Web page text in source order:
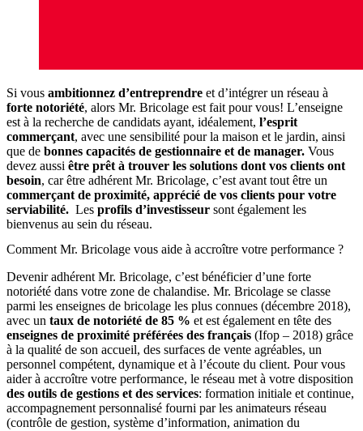
Si vous ambitionnez d’entreprendre et d’intégrer un réseau à
forte notoriété, alors Mr. Bricolage est fait pour vous! L’enseigne
est à la recherche de candidats ayant, idéalement, l’esprit
commerçant, avec une sensibilité pour la maison et le jardin, ainsi
que de bonnes capacités de gestionnaire et de manager. Vous
devez aussi être prêt à trouver les solutions dont vos clients ont
besoin, car être adhérent Mr. Bricolage, c’est avant tout être un
commerçant de proximité, apprécié de vos clients pour votre
serviabilité. Les profils d’investisseur sont également les
bienvenus au sein du réseau.
Comment Mr. Bricolage vous aide à accroître votre performance ?
Devenir adhérent Mr. Bricolage, c’est bénéficier d’une forte
notoriété dans votre zone de chalandise. Mr. Bricolage se classe
parmi les enseignes de bricolage les plus connues (décembre 2018),
avec un taux de notoriété de 85 % et est également en tête des
enseignes de proximité préférées des français (Ifop – 2018) grâce
à la qualité de son accueil, des surfaces de vente agréables, un
personnel compétent, dynamique et à l’écoute du client. Pour vous
aider à accroître votre performance, le réseau met à votre disposition
des outils de gestions et des services: formation initiale et continue,
accompagnement personnalisé fourni par les animateurs réseau
(contrôle de gestion, système d’information, animation du